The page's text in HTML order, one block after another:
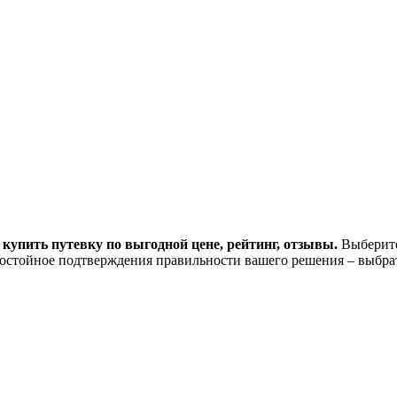
путевку по выгодной цене, рейтинг, отзывы.
подтверждения правильности вашего решения –